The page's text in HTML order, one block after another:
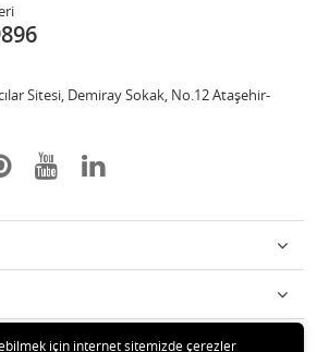
Sitesi, Demiray Sokak, No.12 Ataşehir-
için internet sitemizde çerezler